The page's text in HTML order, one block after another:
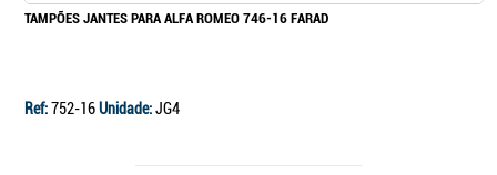
TAMPÕES JANTES PARA ALFA ROMEO 746-16 FARAD
Ref:752-16Unidade:JG4